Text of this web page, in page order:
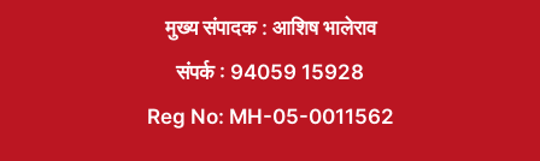
मुख्य संपादक : आशिष भालेराव
संपर्क : 94059 15928
Reg No: MH-05-0011562